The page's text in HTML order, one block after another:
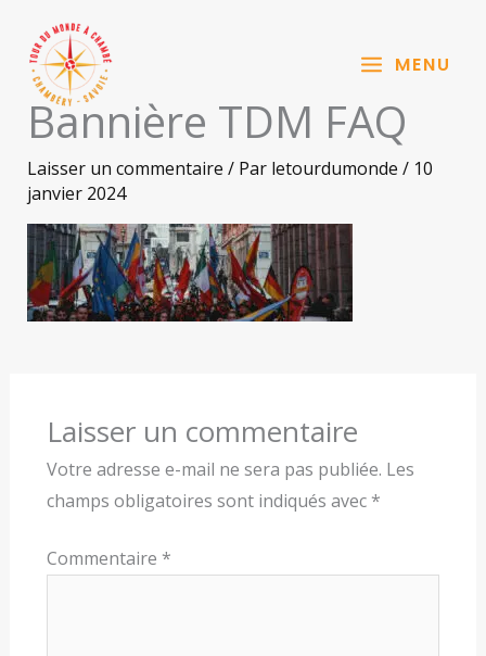
contenu
MENU
Bannière TDM FAQ
Laisser un commentaire / Par letourdumonde / 10
janvier 2024
Laisser un commentaire
Votre adresse e-mail ne sera pas publiée. Les
champs obligatoires sont indiqués avec *
Commentaire *